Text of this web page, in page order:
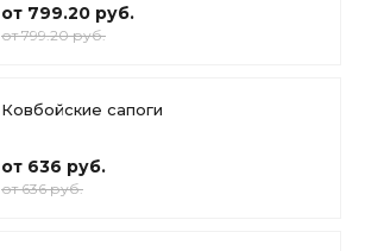
от 799.20 руб.
от 799.20 руб.
Ковбойские сапоги
от 636 руб.
от 636 руб.